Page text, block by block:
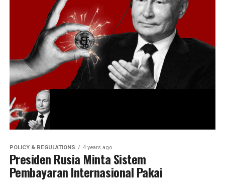
POLICY & REGULATIONS 4 years ago
Presiden Rusia Minta Sistem
Pembayaran Internasional Pakai